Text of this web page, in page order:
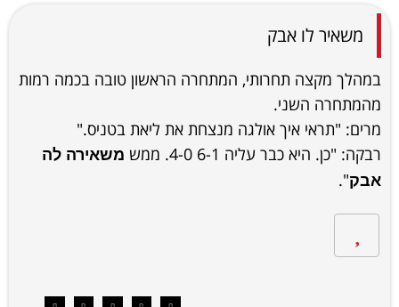
משאיר לו אבק
במהלך מקצה תחרותי, המתחרה הראשון טובה בכמה רמות
מהמתחרה השני.
מרים: "תראי איך אולגה מנצחת את ליאת בטניס."
רבקה: "כן. היא כבר עליה 6-1 4-0. ממש
משאירה לה
אבק".